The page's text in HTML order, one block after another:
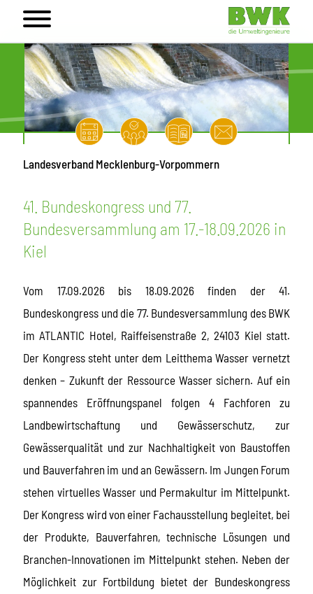
Landesverband Mecklenburg-Vorpommern
41. Bundeskongress und 77.
Bundesversammlung am 17.-18.09.2026 in
Kiel
Vom 17.09.2026 bis 18.09.2026 finden der 41.
Bundeskongress und die 77. Bundesversammlung des BWK
im ATLANTIC Hotel, Raiffeisenstraße 2, 24103 Kiel statt.
Der Kongress steht unter dem Leitthema Wasser vernetzt
denken – Zukunft der Ressource Wasser sichern. Auf ein
spannendes Eröffnungspanel folgen 4 Fachforen zu
Landbewirtschaftung und Gewässerschutz, zur
Gewässerqualität und zur Nachhaltigkeit von Baustoffen
und Bauverfahren im und an Gewässern. Im Jungen Forum
stehen virtuelles Wasser und Permakultur im Mittelpunkt.
Der Kongress wird von einer Fachausstellung begleitet, bei
der Produkte, Bauverfahren, technische Lösungen und
Branchen-Innovationen im Mittelpunkt stehen. Neben der
Möglichkeit zur Fortbildung bietet der Bundeskongress